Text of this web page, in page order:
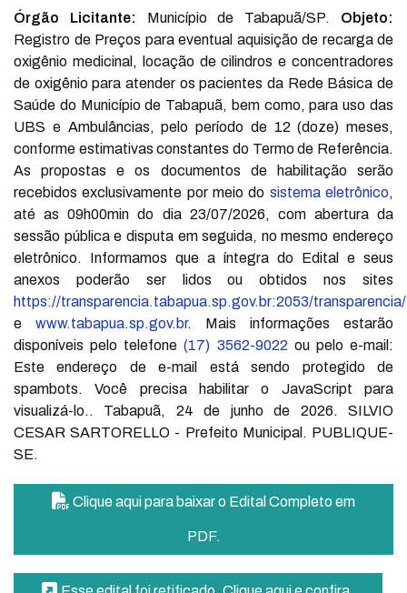
Órgão Licitante: Município de Tabapuã/SP. Objeto:
Registro de Preços para eventual aquisição de recarga de
oxigênio medicinal, locação de cilindros e concentradores
de oxigênio para atender os pacientes da Rede Básica de
Saúde do Município de Tabapuã, bem como, para uso das
UBS e Ambulâncias, pelo período de 12 (doze) meses,
conforme estimativas constantes do Termo de Referência.
As propostas e os documentos de habilitação serão
recebidos exclusivamente por meio do sistema eletrônico,
até as 09h00min do dia 23/07/2026, com abertura da
sessão pública e disputa em seguida, no mesmo endereço
eletrônico. Informamos que a íntegra do Edital e seus
anexos poderão ser lidos ou obtidos nos sites
https://transparencia.tabapua.sp.gov.br:2053/transparencia/
e www.tabapua.sp.gov.br. Mais informações estarão
disponíveis pelo telefone(17) 3562-9022 ou pelo e-mail:
Este endereço de e-mail está sendo protegido de
spambots. Você precisa habilitar o JavaScript para
visualizá-lo. . Tabapuã, 24 de junho de 2026. SILVIO
CESAR SARTORELLO - Prefeito Municipal. PUBLIQUE-
SE.
Clique aqui para baixar o Edital Completo em
PDF.